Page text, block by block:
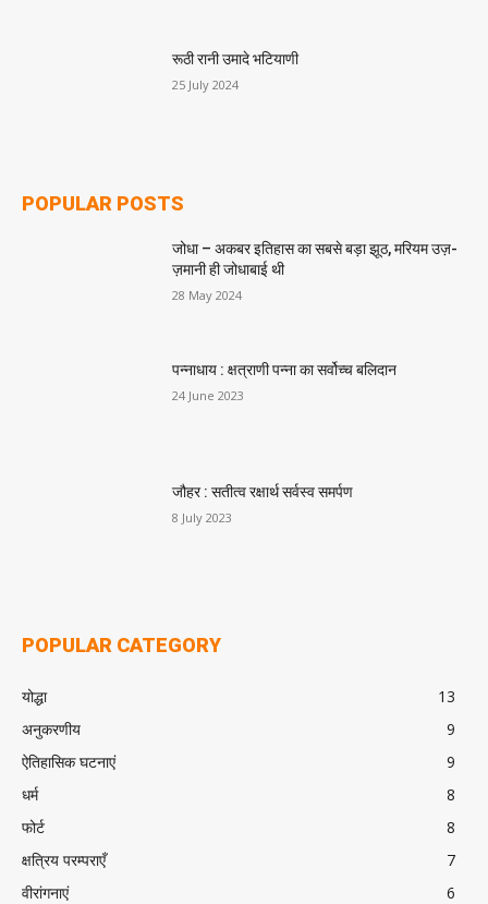
रूठी रानी उमादे भटियाणी
25 July 2024
POPULAR POSTS
जोधा – अकबर इतिहास का सबसे बड़ा झूठ, मरियम उज़-
ज़मानी ही जोधाबाई थी
28 May 2024
पन्नाधाय : क्षत्राणी पन्ना का सर्वोच्च बलिदान
24 June 2023
जौहर : सतीत्व रक्षार्थ सर्वस्व समर्पण
8 July 2023
POPULAR CATEGORY
योद्धा
13
अनुकरणीय
9
ऐतिहासिक घटनाएं
9
धर्म
8
फोर्ट
8
क्षत्रिय परम्पराएँ
7
वीरांगनाएं
6